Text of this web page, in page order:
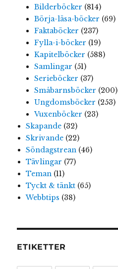
Bilderböcker (814)
Börja-läsa-böcker (69)
Faktaböcker (237)
Fylla-i-böcker (19)
Kapitelböcker (588)
Samlingar (51)
Serieböcker (37)
Småbarnsböcker (200)
Ungdomsböcker (253)
Vuxenböcker (23)
Skapande(32)
Skrivande(22)
Söndagstrean(46)
Tävlingar (77)
Teman(11)
Tyckt & tänkt(65)
Webbtips (38)
ETIKETTER